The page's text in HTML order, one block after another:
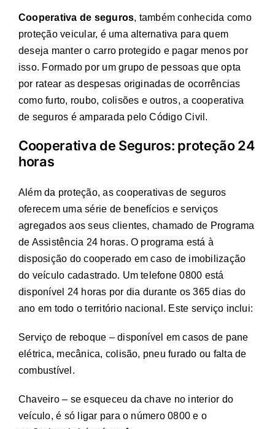
Cooperativa de seguros, também conhecida como
proteção veicular, é uma alternativa para quem
deseja manter o carro protegido e pagar menos por
isso. Formado por um grupo de pessoas que opta
por ratear as despesas originadas de ocorrências
como furto, roubo, colisões e outros, a cooperativa
de seguros é amparada pelo Código Civil.
Cooperativa de Seguros: proteção 24
horas
Além da proteção, as cooperativas de seguros
oferecem uma série de benefícios e serviços
agregados aos seus clientes, chamado de Programa
de Assistência 24 horas. O programa está à
disposição do cooperado em caso de imobilização
do veículo cadastrado. Um telefone 0800 está
disponível 24 horas por dia durante os 365 dias do
ano em todo o território nacional. Este serviço inclui:
Serviço de reboque – disponível em casos de pane
elétrica, mecânica, colisão, pneu furado ou falta de
combustível.
Chaveiro – se esqueceu da chave no interior do
veículo, é só ligar para o número 0800 e o